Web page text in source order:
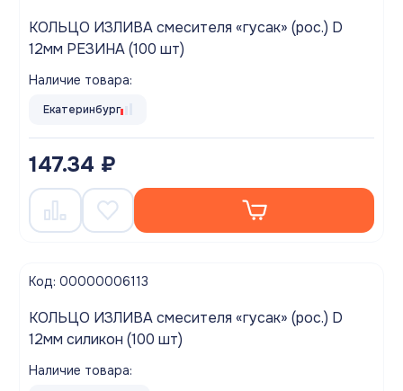
КОЛЬЦО ИЗЛИВА смесителя «гусак» (рос.) D
12мм РЕЗИНА (100 шт)
Наличие товара:
Екатеринбург
147.34 ₽
Код: 00000006113
КОЛЬЦО ИЗЛИВА смесителя «гусак» (рос.) D
12мм силикон (100 шт)
Наличие товара: